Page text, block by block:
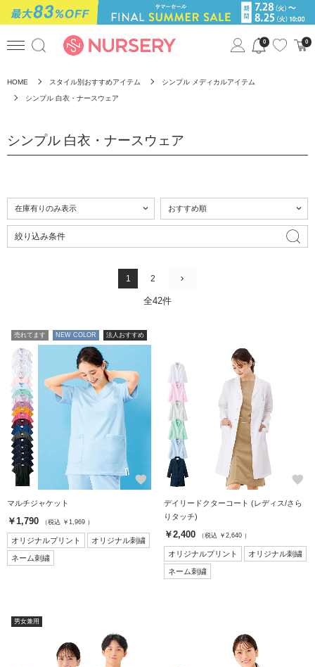
0 0
HOME スタイル別おすすめアイテム シンプル メディカルアイテム
シンプル 白衣・ナースウェア
シンプル 白衣・ナースウェア
絞り込み条件
1 2
全42件
売れてます NEW COLOR 法人おすすめ
favorite
マルチジャケット
￥1,790 （税込 ￥1,969 ）
オリジナルプリント オリジナル刺繍
ネーム刺繍
favorite
デイリードクターコート (レディス/さら
りタッチ)
￥2,400 （税込 ￥2,640 ）
オリジナルプリント オリジナル刺繍
ネーム刺繍
男女兼用